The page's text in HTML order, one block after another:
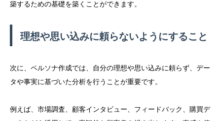
築するための基礎を築くことができます。
理想や思い込みに頼らないようにすること
次に、ペルソナ作成では、自分の理想や思い込みに頼らず、デー
タや事実に基づいた分析を行うことが重要です。
例えば、市場調査、顧客インタビュー、フィードバック、購買デ